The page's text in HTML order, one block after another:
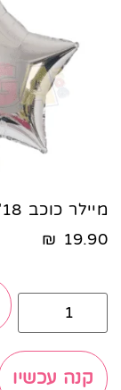
מיילר כוכב 18' כסף (10 יח׳ )
19.90
₪
קנה עכשיו